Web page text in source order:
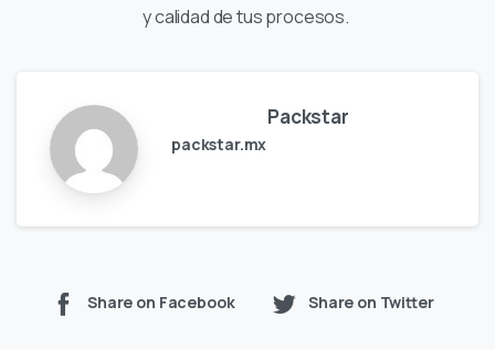
y calidad de tus procesos.
Packstar
packstar.mx
Share on Facebook Share on Twitter